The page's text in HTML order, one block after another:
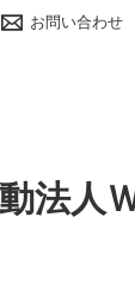
お問い合わせ
法人